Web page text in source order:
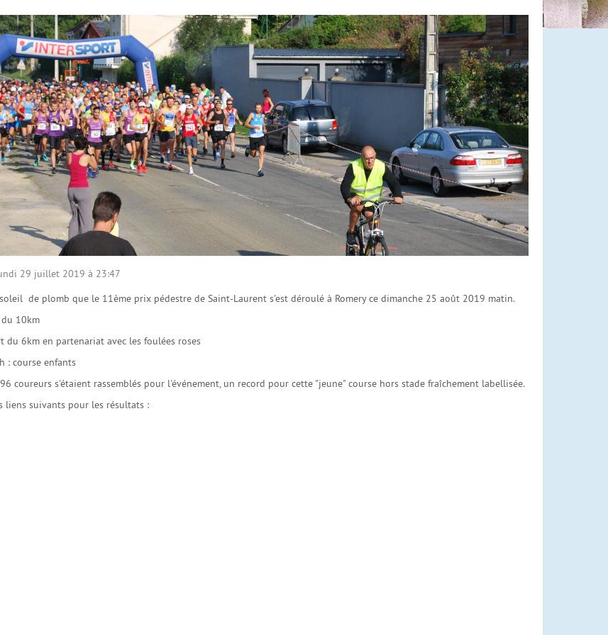
29 juillet 2019 à 23:47
de plomb que le 11ème prix pédestre de Saint-Laurent s'est déroulé à Romery ce dimanche 25 août 2019 matin.
10km
du 6km en partenariat avec les foulées roses
: course enfants
coureurs s'étaient rassemblés pour l'événement, un record pour cette "jeune" course hors stade fraîchement labellisée.
liens suivants pour les résultats :